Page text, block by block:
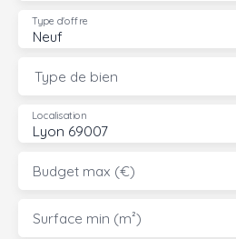
Neuf
Type d'offre
Type de bien
Lyon 69007
Localisation
Budget max (€)
Surface min (m²)